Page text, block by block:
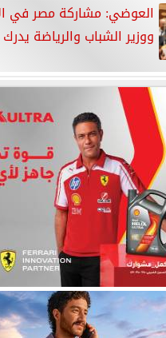
العوضي: مشاركة مصر في
ووزير الشباب والرياضة يدرك